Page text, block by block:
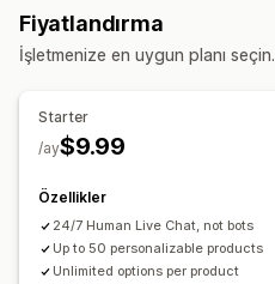
Özel CSS
Özel HTML
Koşullu fiyatlandırma
Dinamik fiyatlandırma
Envanter
Stokta olmayanları gizleme
Otomatik güncellemeler
Fiyatlandırma
İşletmenize en uygun planı seçin.
Starter
$9.99
/ay
Özellikler
24/7 Human Live Chat, not bots
Up to 50 personalizable products
Unlimited options per product